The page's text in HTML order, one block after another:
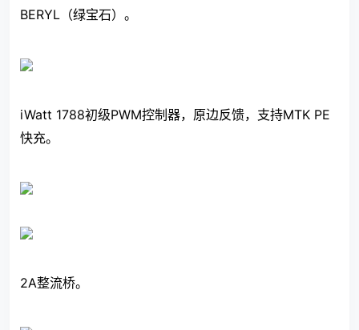
BERYL（绿宝石）。
iWatt 1788初级PWM控制器，原边反馈，支持MTK PE
快充。
2A整流桥。